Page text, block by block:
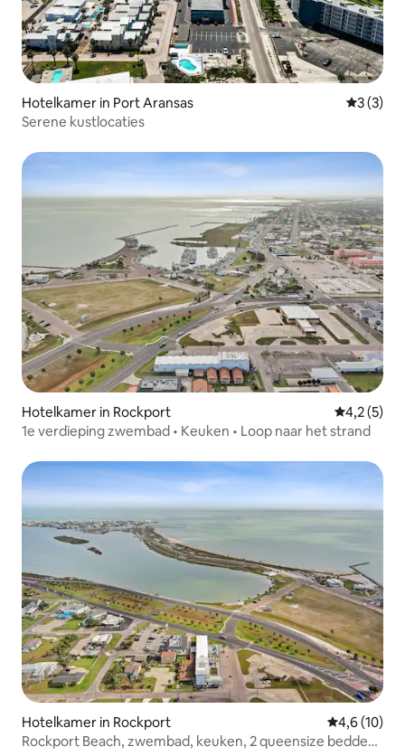
Hotelkamer in Port Aransas
3 (3)
Serene kustlocaties
Hotelkamer in Rockport
4,2 (5)
1e verdieping zwembad • Keuken • Loop naar het strand
Hotelkamer in Rockport
4,6 (10)
Rockport Beach, zwembad, keuken, 2 queensize bedden